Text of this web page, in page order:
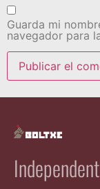
Guarda mi
navegador para